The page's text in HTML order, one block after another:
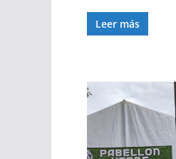
Leer más